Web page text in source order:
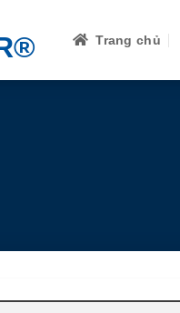
Trang chủ